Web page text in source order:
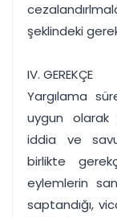
şeklindeki
IV. GEREKÇE
Yargılama
uygun olarak
iddia ve
birlikte
eylemlerin
saptandığı,